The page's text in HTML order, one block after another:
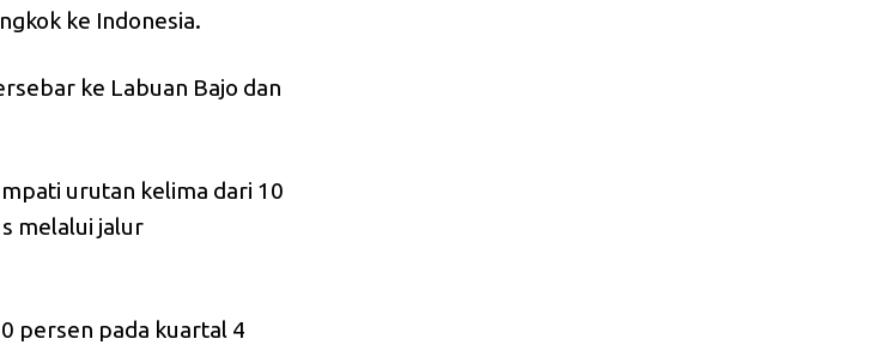
ke Indonesia.
ke Labuan Bajo dan
urutan kelima dari 10
melalui jalur
persen pada kuartal 4